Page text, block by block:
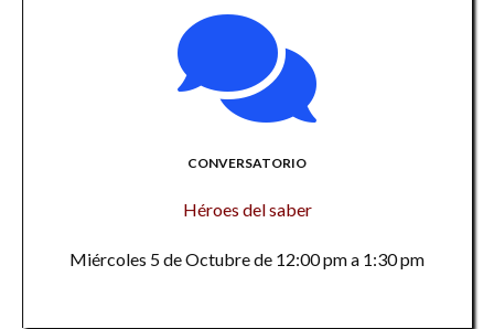
CONVERSATORIO
Héroes del saber
Miércoles 5 de Octubre de 12:00 pm a 1:30 pm